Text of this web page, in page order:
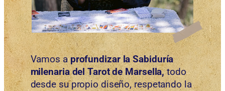
Vamos aprofundizar la Sabiduría
milenaria del Tarot de Marsella,todo
desde su propio diseño, respetando la